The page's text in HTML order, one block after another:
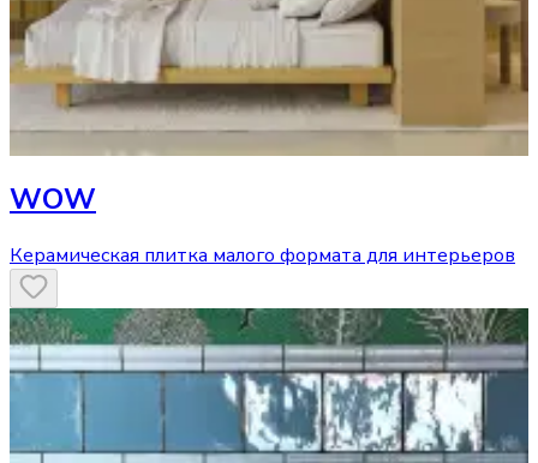
WOW
Керамическая плитка малого формата для интерьеров